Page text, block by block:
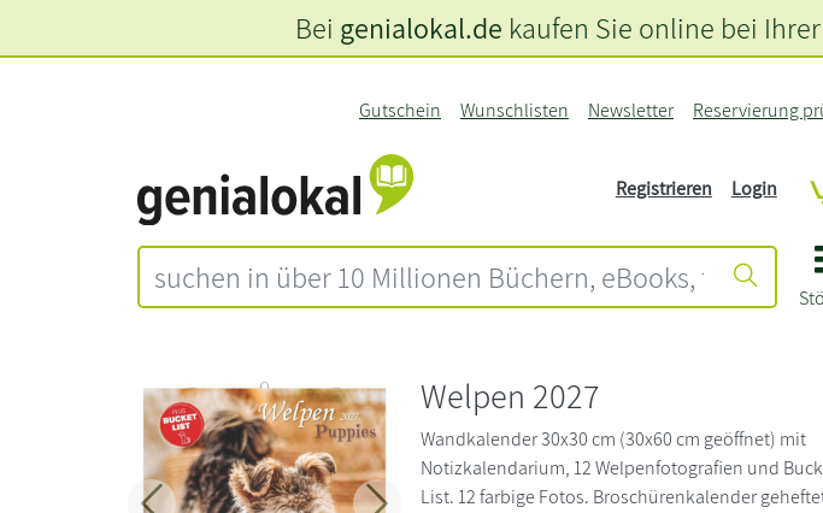
Gutschein Wunschlisten Newsletter Reservierung
Registrieren Login
Bei genialokal.de kaufen Sie online bei
Welpen 2027
Wandkalender 30x30 cm (30x60 cm geöffnet) mit
Notizkalendarium, 12 Welpenfotografien und
List. 12 farbige Fotos. Broschürenkalender